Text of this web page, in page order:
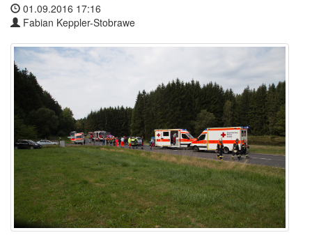
01.09.2016 17:16
Fabian Keppler-Stobrawe